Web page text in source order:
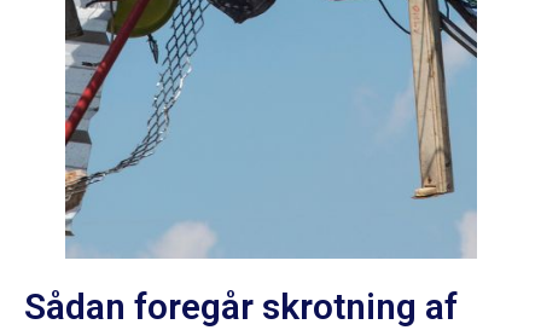
Sådan foregår skrotning af